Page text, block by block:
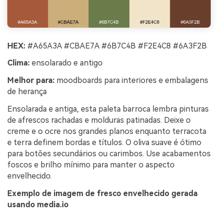
HEX: #A65A3A #CBAE7A #6B7C4B #F2E4C8 #6A3F2B
Clima: ensolarado e antigo
Melhor para: moodboards para interiores e embalagens
de herança
Ensolarada e antiga, esta paleta barroca lembra pinturas
de afrescos rachadas e molduras patinadas. Deixe o
creme e o ocre nos grandes planos enquanto terracota
e terra definem bordas e títulos. O oliva suave é ótimo
para botões secundários ou carimbos. Use acabamentos
foscos e brilho mínimo para manter o aspecto
envelhecido.
Exemplo de imagem de fresco envelhecido gerada
usando media.io